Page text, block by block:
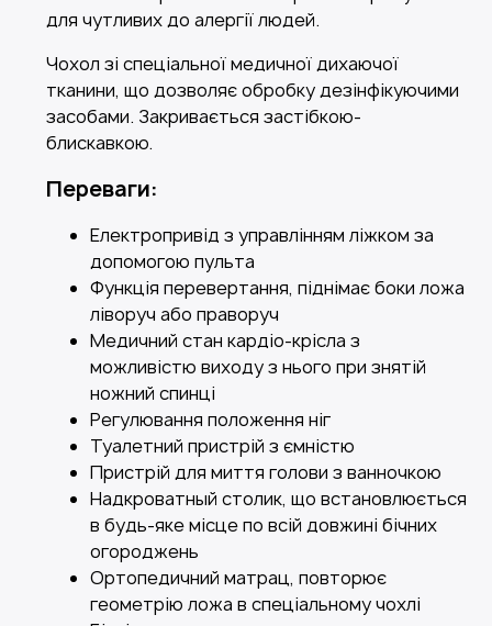
для чутливих до алергії людей.
Чохол зі спеціальної медичної дихаючої
тканини, що дозволяє обробку дезінфікуючими
засобами. Закривається застібкою-
блискавкою.
Переваги:
Електропривід з управлінням ліжком за
допомогою пульта
Функція перевертання, піднімає боки ложа
ліворуч або праворуч
Медичний стан кардіо-крісла з
можливістю виходу з нього при знятій
ножний спинці
Регулювання положення ніг
Туалетний пристрій з ємністю
Пристрій для миття голови з ванночкою
Надкроватный столик, що встановлюється
в будь-яке місце по всій довжині бічних
огороджень
Ортопедичний матрац, повторює
геометрію ложа в спеціальному чохлі